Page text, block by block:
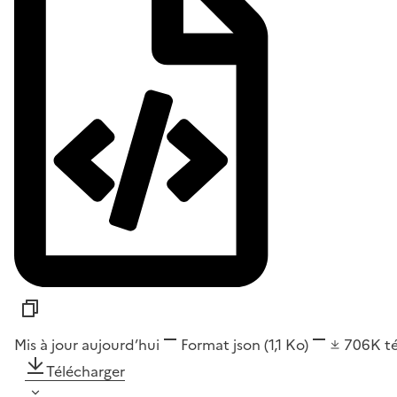
Mis à jour aujourd’hui Format json (1,1 Ko) 706K
Télécharger